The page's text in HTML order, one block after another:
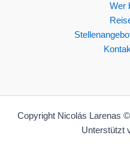
Wer
Copyright Nicolás Larenas
Unterstützt